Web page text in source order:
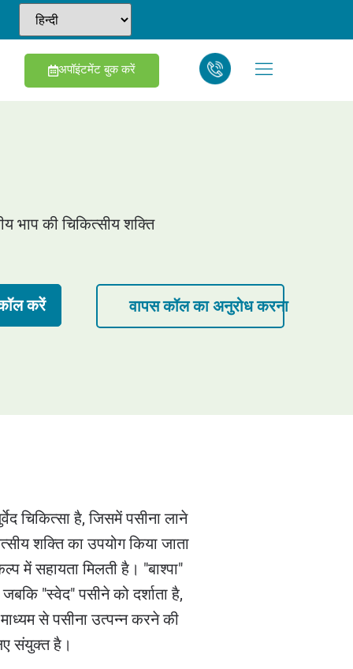
अपॉइंटमेंट बुक करें
भाप की चिकित्सीय शक्ति
करें वापस कॉल का अनुरोध करना
चिकित्सा है, जिसमें पसीना लाने
शक्ति का उपयोग किया जाता
में सहायता मिलती है। "बाश्पा"
"स्वेद" पसीने को दर्शाता है,
से पसीना उत्पन्न करने की
संयुक्त है।